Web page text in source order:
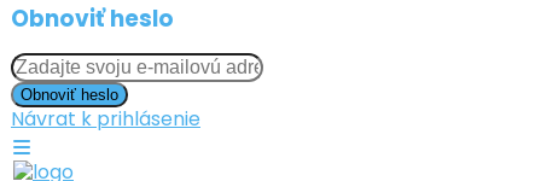
Obnoviť heslo
Obnoviť heslo
Návrat k prihlásenie